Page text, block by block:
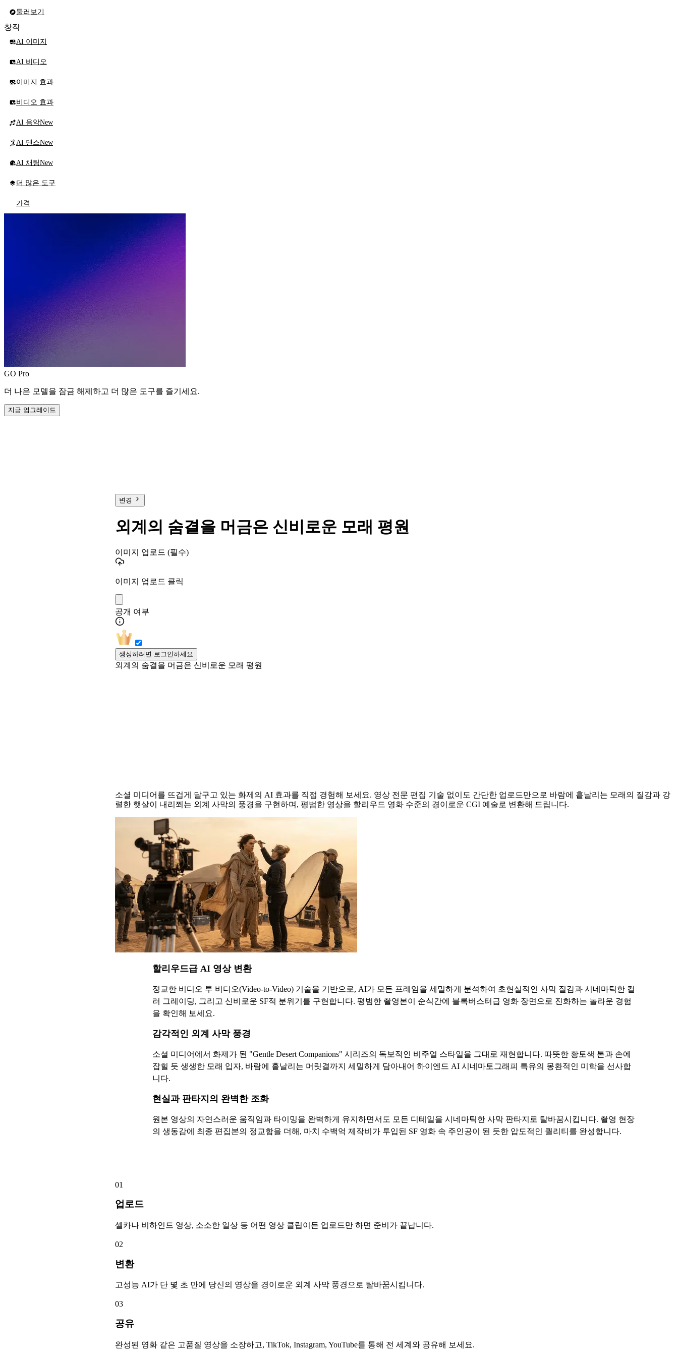
둘러보기
창작
AI 이미지
AI 비디오
이미지 효과
비디오 효과
AI 음악New
AI 댄스New
AI 채팅New
더 많은 도구
가격
GO Pro
더 나은 모델을 잠금 해제하고 더 많은 도구를 즐기세요.
지금 업그레이드
변경
외계의 숨결을 머금은 신비로운 모래 평원
이미지 업로드 (필수)
이미지 업로드 클릭
공개 여부
생성하려면 로그인하세요
외계의 숨결을 머금은 신비로운 모래 평원
소셜 미디어를 뜨겁게 달구고 있는 화제의 AI 효과를 직접 경험해 보세요. 영상 전문 편집 기술 없이도 간단한 업로드만으로 바람에 흩날리는 모래의 질감과 강
렬한 햇살이 내리쬐는 외계 사막의 풍경을 구현하며, 평범한 영상을 할리우드 영화 수준의 경이로운 CGI 예술로 변환해 드립니다.
할리우드급 AI 영상 변환
정교한 비디오 투 비디오(Video-to-Video) 기술을 기반으로, AI가 모든 프레임을 세밀하게 분석하여 초현실적인 사막 질감과 시네마틱한 컬
러 그레이딩, 그리고 신비로운 SF적 분위기를 구현합니다. 평범한 촬영본이 순식간에 블록버스터급 영화 장면으로 진화하는 놀라운 경험
을 확인해 보세요.
감각적인 외계 사막 풍경
소셜 미디어에서 화제가 된 "Gentle Desert Companions" 시리즈의 독보적인 비주얼 스타일을 그대로 재현합니다. 따뜻한 황토색 톤과 손에
잡힐 듯 생생한 모래 입자, 바람에 흩날리는 머릿결까지 세밀하게 담아내어 하이엔드 AI 시네마토그래피 특유의 몽환적인 미학을 선사합
니다.
현실과 판타지의 완벽한 조화
원본 영상의 자연스러운 움직임과 타이밍을 완벽하게 유지하면서도 모든 디테일을 시네마틱한 사막 판타지로 탈바꿈시킵니다. 촬영 현장
의 생동감에 최종 편집본의 정교함을 더해, 마치 수백억 제작비가 투입된 SF 영화 속 주인공이 된 듯한 압도적인 퀄리티를 완성합니다.
01
업로드
셀카나 비하인드 영상, 소소한 일상 등 어떤 영상 클립이든 업로드만 하면 준비가 끝납니다.
02
변환
고성능 AI가 단 몇 초 만에 당신의 영상을 경이로운 외계 사막 풍경으로 탈바꿈시킵니다.
03
공유
완성된 영화 같은 고품질 영상을 소장하고, TikTok, Instagram, YouTube를 통해 전 세계와 공유해 보세요.